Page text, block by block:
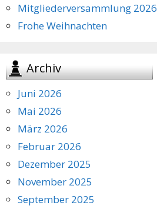
Mitgliederversammlung 2026
Frohe Weihnachten
Archiv
Juni 2026
Mai 2026
März 2026
Februar 2026
Dezember 2025
November 2025
September 2025